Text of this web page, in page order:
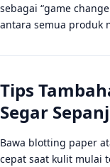
sebagai “game
antara semua produk
Tips
Segar
Bawa blotting paper
cepat saat kulit mulai